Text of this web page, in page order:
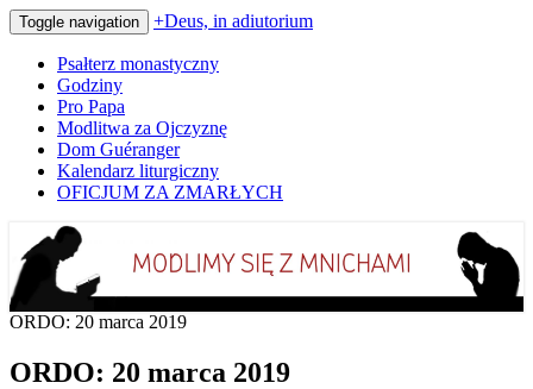
Toggle navigation +Deus, in adiutorium
Psałterz monastyczny
Godziny
Pro Papa
Modlitwa za Ojczyznę
Dom Guéranger
Kalendarz liturgiczny
OFICJUM ZA ZMARŁYCH
+Deus, in adiutorium
Codziennie modlimy się z mnichami
ORDO: 20 marca 2019
ORDO: 20 marca 2019